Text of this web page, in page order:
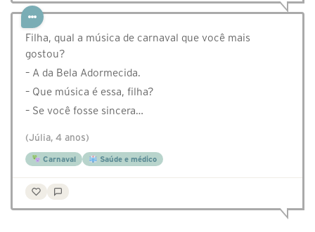
Filha, qual a música de carnaval que você mais
gostou?
– A da Bela Adormecida.
– Que música é essa, filha?
– Se você fosse sincera…
(Júlia, 4 anos)
Carnaval Saúde e médico